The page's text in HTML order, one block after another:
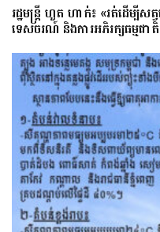
រដ្ឋមន្ត្រី ហួត ហាក់៖ «រត់ដើម្បីសត្វ
ទេសចរណ៍ និងការអភិរក្សធម្មជាតិ